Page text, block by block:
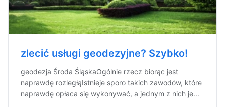
zlecić usługi geodezyjne? Szybko!
geodezja Środa ŚląskaOgólnie rzecz biorąc jest
naprawdę rozległąIstnieje sporo takich zawodów, które
naprawdę opłaca się wykonywać, a jednym z nich je...